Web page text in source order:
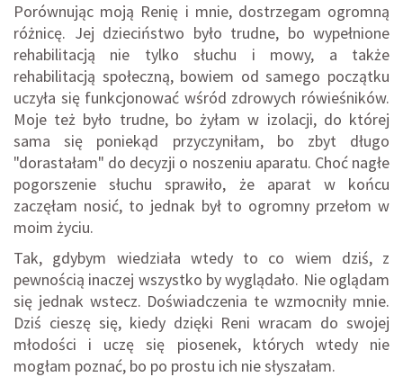
Porównując moją Renię i mnie, dostrzegam ogromną
różnicę. Jej dzieciństwo było trudne, bo wypełnione
rehabilitacją nie tylko słuchu i mowy, a także
rehabilitacją społeczną, bowiem od samego początku
uczyła się funkcjonować wśród zdrowych rówieśników.
Moje też było trudne, bo żyłam w izolacji, do której
sama się poniekąd przyczyniłam, bo zbyt długo
"dorastałam" do decyzji o noszeniu aparatu. Choć nagłe
pogorszenie słuchu sprawiło, że aparat w końcu
zaczęłam nosić, to jednak był to ogromny przełom w
moim życiu.
Tak, gdybym wiedziała wtedy to co wiem dziś, z
pewnością inaczej wszystko by wyglądało. Nie oglądam
się jednak wstecz. Doświadczenia te wzmocniły mnie.
Dziś cieszę się, kiedy dzięki Reni wracam do swojej
młodości i uczę się piosenek, których wtedy nie
mogłam poznać, bo po prostu ich nie słyszałam.